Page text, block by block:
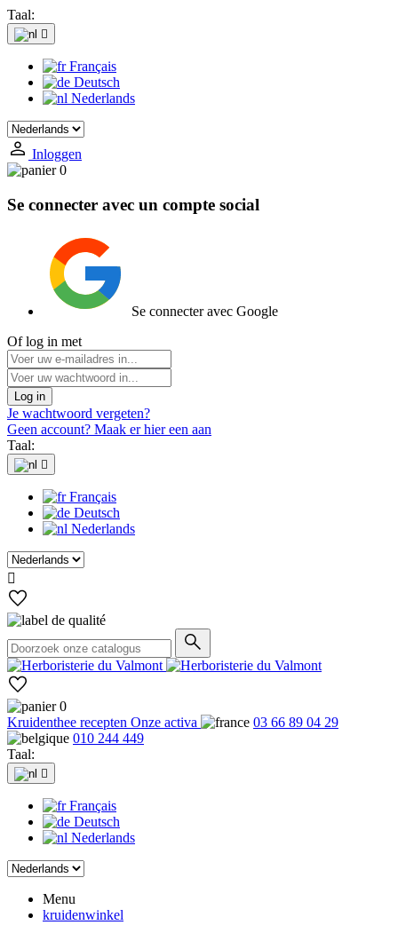
Taal:

Français
Deutsch
Nederlands
Inloggen
0
Se connecter avec un compte social
Se connecter avec Google
Of log in met
Log in
Je wachtwoord vergeten?
Geen account? Maak er hier een aan
Taal:

Français
Deutsch
Nederlands

0
Kruidenthee recepten Onze activa
03 66 89 04 29
010 244 449
Taal:

Français
Deutsch
Nederlands
Menu
kruidenwinkel